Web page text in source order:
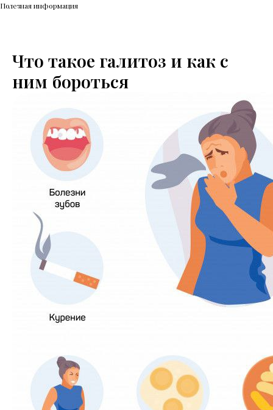
Полезная информация
Что такое галитоз и как с
ним бороться